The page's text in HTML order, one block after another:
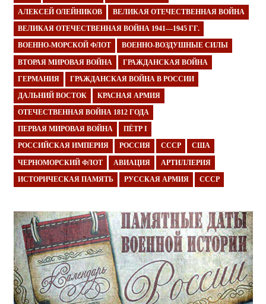
АЛЕКСЕЙ ОЛЕЙНИКОВ ВЕЛИКАЯ ОТЕЧЕСТВЕННАЯ ВОЙНА
ВЕЛИКАЯ ОТЕЧЕСТВЕННАЯ ВОЙНА 1941—1945 ГГ.
ВОЕННО-МОРСКОЙ ФЛОТ ВОЕННО-ВОЗДУШНЫЕ СИЛЫ
ВТОРАЯ МИРОВАЯ ВОЙНА ГРАЖДАНСКАЯ ВОЙНА
ГЕРМАНИЯ ГРАЖДАНСКАЯ ВОЙНА В РОССИИ
ДАЛЬНИЙ ВОСТОК КРАСНАЯ АРМИЯ
ОТЕЧЕСТВЕННАЯ ВОЙНА 1812 ГОДА
ПЕРВАЯ МИРОВАЯ ВОЙНА ПЁТР I
РОССИЙСКАЯ ИМПЕРИЯ РОССИЯ СССР США
ЧЕРНОМОРСКИЙ ФЛОТ АВИАЦИЯ АРТИЛЛЕРИЯ
ИСТОРИЧЕСКАЯ ПАМЯТЬ РУССКАЯ АРМИЯ СССР